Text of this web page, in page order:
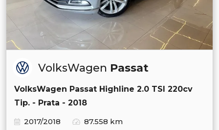
VolksWagen Passat
VolksWagen Passat Highline 2.0 TSI 220cv
Tip. - Prata - 2018
2017/2018
87.558 km